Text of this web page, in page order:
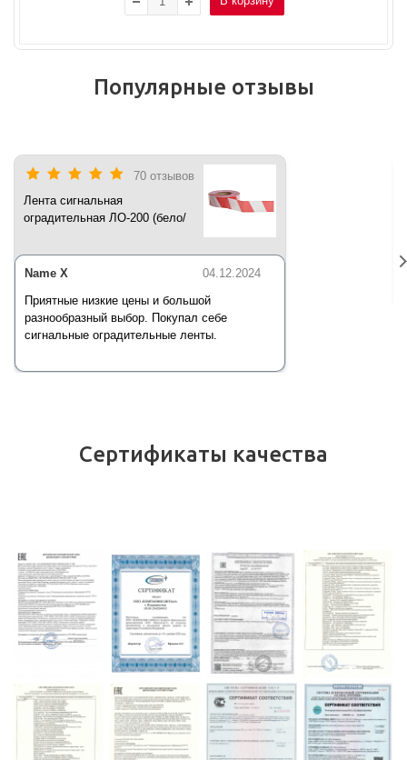
Популярные отзывы
70 отзывов
Лента сигнальная
оградительная ЛО-200 (бело/
04.12.2024
Name X
Приятные низкие цены и большой
разнообразный выбор. Покупал себе
сигнальные оградительные ленты.
Сертификаты качества